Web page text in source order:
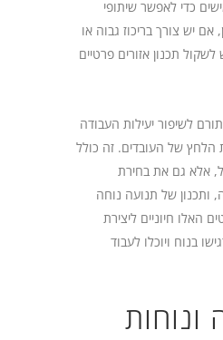
כדי לאפשר שיתופי
אם יש צורך בריכוז גבוה או
תכנון אזורים פרטיים
תורם לשיפור יעילות העבודה
הלחץ של העובדים. זה כולל
אלא גם את בחירת
ותכנון של תנועה נוחה
האלו חיוניים ליצירת
בנוח ויוכלו לעבוד